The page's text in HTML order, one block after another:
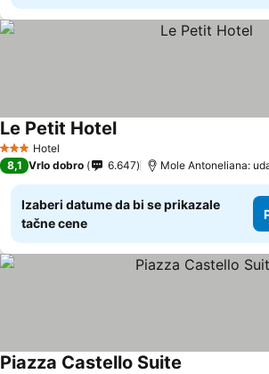
3 Zvezdice
Hotel
Le Petit HotelPogledaj cene
8,1 Vrlo dobro 6.647 Mole Antoneliana:
Izaberi datume da bi se prikazale
tačne cene
Piazza Castello Suite